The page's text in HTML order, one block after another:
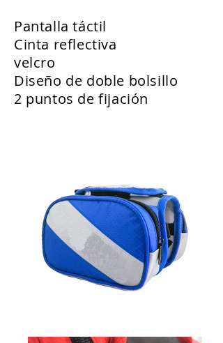
Pantalla táctil
Cinta reflectiva
velcro
Diseño de doble bolsillo
2 puntos de fijación